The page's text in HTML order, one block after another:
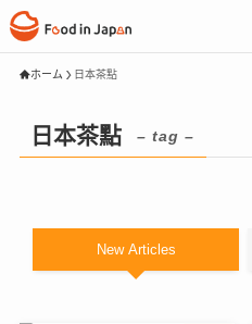
ホーム 日本茶點
日本茶點 – tag –
New Articles